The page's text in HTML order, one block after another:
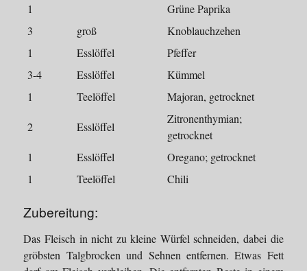
1
Grüne Paprika
3
groß
Knoblauchzehen
1
Esslöffel
Pfeffer
3-4
Esslöffel
Kümmel
1
Teelöffel Majoran, getrocknet
2 Esslöffel
Zitronenthymian;
getrocknet
1
Esslöffel
Oregano; getrocknet
1
Teelöffel Chili
Zubereitung:
Das Fleisch in nicht zu kleine Würfel schneiden, dabei die
gröbsten Talgbrocken und Sehnen entfernen. Etwas Fett